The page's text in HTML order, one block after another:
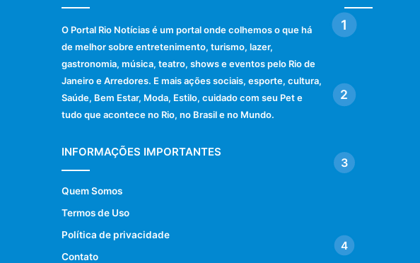
O Portal Rio Notícias é um portal onde colhemos o que há
de melhor sobre entretenimento, turismo, lazer,
gastronomia, música, teatro, shows e eventos pelo Rio de
Janeiro e Arredores. E mais ações sociais, esporte, cultura,
Saúde, Bem Estar, Moda, Estilo, cuidado com seu Pet e
tudo que acontece no Rio, no Brasil e no Mundo.
INFORMAÇÕES IMPORTANTES
Quem Somos
Termos de Uso
Política de privacidade
Contato